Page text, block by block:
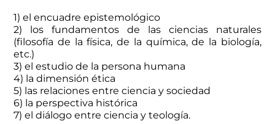
1) el encuadre epistemológico
2) los fundamentos de las ciencias naturales
(filosofía de la física, de la química, de la biología,
etc.)
3) el estudio de la persona humana
4) la dimensión ética
5) las relaciones entre ciencia y sociedad
6) la perspectiva histórica
7) el diálogo entre ciencia y teología.